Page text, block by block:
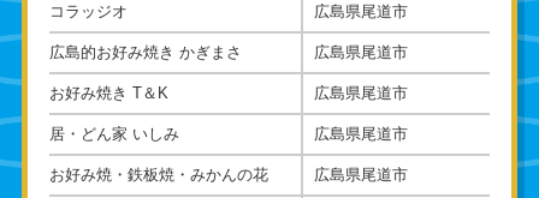
コラッジオ 広島県尾道市
広島的お好み焼き かぎまさ 広島県尾道市
お好み焼き T＆K 広島県尾道市
居・どん家 いしみ 広島県尾道市
お好み焼・鉄板焼・みかんの花 広島県尾道市